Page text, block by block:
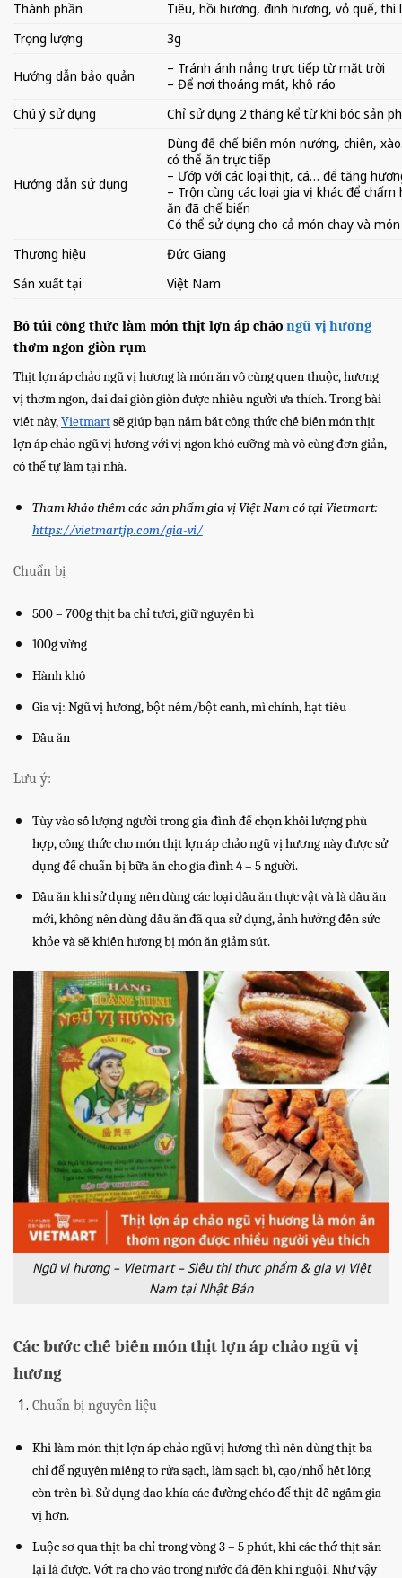
Thành phần
Tiêu, hồi hương, đinh hương, vỏ quế, thì
Trọng lượng
3g
Hướng dẫn bảo quản
– Tránh ánh nắng trực tiếp từ mặt trời
– Để nơi thoáng mát, khô ráo
Chú ý sử dụng
Chỉ sử dụng 2 tháng kể từ khi bóc sản
Hướng dẫn sử dụng
Dùng để chế biến món nướng, chiên,
có thể ăn trực tiếp
– Ướp với các loại thịt, cá… để tăng
– Trộn cùng các loại gia vị khác để
ăn đã chế biến
Có thể sử dụng cho cả món chay và
Thương hiệu
Đức Giang
Sản xuất tại
Việt Nam
Bỏ túi công thức làm món thịt lợn áp chảo ngũ vị hương
thơm ngon giòn rụm
Thịt lợn áp chảo ngũ vị hương là món ăn vô cùng quen thuộc, hương
vị thơm ngon, dai dai giòn giòn được nhiều người ưa thích. Trong bài
viết này,Vietmartsẽ giúp bạn nắm bắt công thức chế biến món thịt
lợn áp chảo ngũ vị hương với vị ngon khó cưỡng mà vô cùng đơn giản,
có thể tự làm tại nhà.
Tham khảo thêm các sản phẩm gia vị Việt Nam có tại Vietmart:
https://vietmartjp.com/gia-vi/
Chuẩn bị
500 – 700g thịt ba chỉ tươi, giữ nguyên bì
100g vừng
Hành khô
Gia vị: Ngũ vị hương, bột nêm/bột canh, mì chính, hạt tiêu
Dầu ăn
Lưu ý:
Tùy vào số lượng người trong gia đình để chọn khối lượng phù
hợp, công thức cho món thịt lợn áp chảo ngũ vị hương này được sử
dụng để chuẩn bị bữa ăn cho gia đình 4 – 5 người.
Dầu ăn khi sử dụng nên dùng các loại dầu ăn thực vật và là dầu ăn
mới, không nên dùng dầu ăn đã qua sử dụng, ảnh hưởng đến sức
khỏe và sẽ khiến hương bị món ăn giảm sút.
Ngũ vị hương – Vietmart – Siêu thị thực phẩm & gia vị Việt
Nam tại Nhật Bản
Các bước chế biến món thịt lợn áp chảo ngũ vị
hương
Chuẩn bị nguyên liệu
Khi làm món thịt lợn áp chảo ngũ vị hương thì nên dùng thịt ba
chỉ để nguyên miếng to rửa sạch, làm sạch bì, cạo/nhổ hết lông
còn trên bì. Sử dụng dao khía các đường chéo để thịt dễ ngấm gia
vị hơn.
Luộc sơ qua thịt ba chỉ trong vòng 3 – 5 phút, khi các thớ thịt săn
lại là được. Vớt ra cho vào trong nước đá đến khi nguội. Như vậy